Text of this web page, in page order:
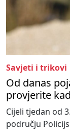
Savjeti i trikovi
Od danas
provjerite
Cijeli tjedan od
području